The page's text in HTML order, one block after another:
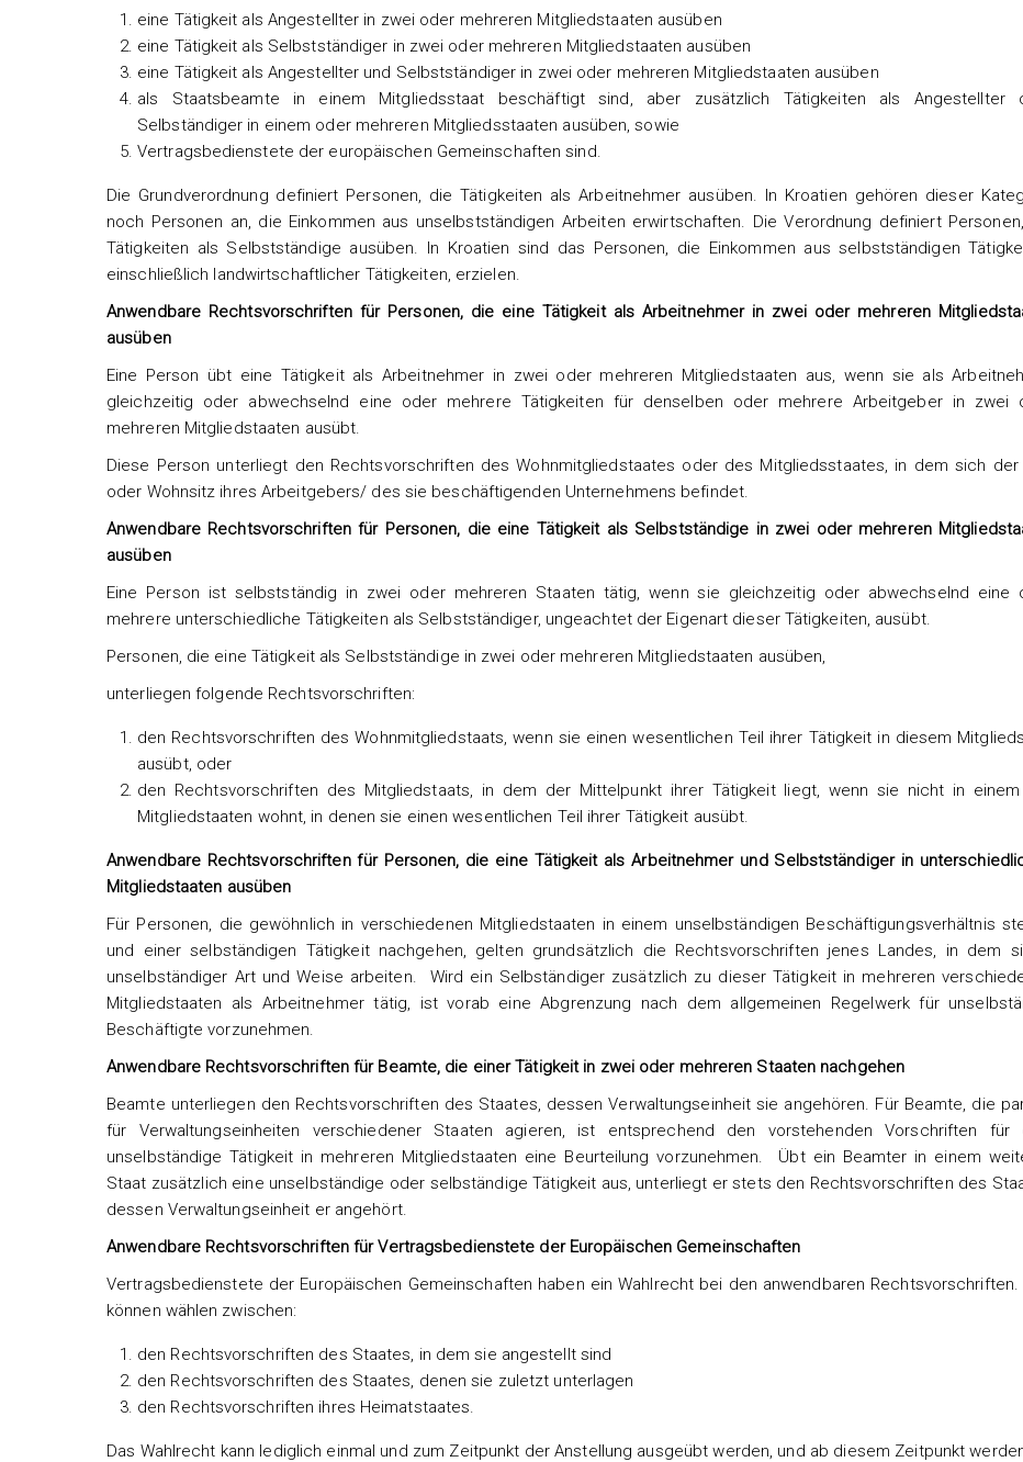
eine Tätigkeit als Angestellter in zwei oder mehreren Mitgliedstaaten ausüben
eine Tätigkeit als Selbstständiger in zwei oder mehreren Mitgliedstaaten ausüben
eine Tätigkeit als Angestellter und Selbstständiger in zwei oder mehreren Mitgliedstaaten ausüben
als Staatsbeamte in einem Mitgliedsstaat beschäftigt sind, aber zusätzlich Tätigkeiten als Angestellter
Selbständiger in einem oder mehreren Mitgliedsstaaten ausüben, sowie
Vertragsbedienstete der europäischen Gemeinschaften sind.
Die Grundverordnung definiert Personen, die Tätigkeiten als Arbeitnehmer ausüben. In Kroatien gehören dieser
noch Personen an, die Einkommen aus unselbstständigen Arbeiten erwirtschaften. Die Verordnung definiert
Tätigkeiten als Selbstständige ausüben. In Kroatien sind das Personen, die Einkommen aus selbstständigen
einschließlich landwirtschaftlicher Tätigkeiten, erzielen.
Anwendbare Rechtsvorschriften für Personen, die eine Tätigkeit als Arbeitnehmer in zwei oder mehreren
ausüben
Eine Person übt eine Tätigkeit als Arbeitnehmer in zwei oder mehreren Mitgliedstaaten aus, wenn sie als
gleichzeitig oder abwechselnd eine oder mehrere Tätigkeiten für denselben oder mehrere Arbeitgeber in zwei
mehreren Mitgliedstaaten ausübt.
Diese Person unterliegt den Rechtsvorschriften des Wohnmitgliedstaates oder des Mitgliedsstaates, in dem sich der
oder Wohnsitz ihres Arbeitgebers/ des sie beschäftigenden Unternehmens befindet.
Anwendbare Rechtsvorschriften für Personen, die eine Tätigkeit als Selbstständige in zwei oder mehreren
ausüben
Eine Person ist selbstständig in zwei oder mehreren Staaten tätig, wenn sie gleichzeitig oder abwechselnd eine
mehrere unterschiedliche Tätigkeiten als Selbstständiger, ungeachtet der Eigenart dieser Tätigkeiten, ausübt.
Personen, die eine Tätigkeit als Selbstständige in zwei oder mehreren Mitgliedstaaten ausüben,
unterliegen folgende Rechtsvorschriften:
den Rechtsvorschriften des Wohnmitgliedstaats, wenn sie einen wesentlichen Teil ihrer Tätigkeit in diesem
ausübt, oder
den Rechtsvorschriften des Mitgliedstaats, in dem der Mittelpunkt ihrer Tätigkeit liegt, wenn sie nicht in
Mitgliedstaaten wohnt, in denen sie einen wesentlichen Teil ihrer Tätigkeit ausübt.
Anwendbare Rechtsvorschriften für Personen, die eine Tätigkeit als Arbeitnehmer und Selbstständiger in
Mitgliedstaaten ausüben
Für Personen, die gewöhnlich in verschiedenen Mitgliedstaaten in einem unselbständigen Beschäftigungsverhältnis
und einer selbständigen Tätigkeit nachgehen, gelten grundsätzlich die Rechtsvorschriften jenes Landes, in dem
unselbständiger Art und Weise arbeiten. Wird ein Selbständiger zusätzlich zu dieser Tätigkeit in mehreren
Mitgliedstaaten als Arbeitnehmer tätig, ist vorab eine Abgrenzung nach dem allgemeinen Regelwerk für
Beschäftigte vorzunehmen.
Anwendbare Rechtsvorschriften für Beamte, die einer Tätigkeit in zwei oder mehreren Staaten nachgehen
Beamte unterliegen den Rechtsvorschriften des Staates, dessen Verwaltungseinheit sie angehören. Für Beamte, die
für Verwaltungseinheiten verschiedener Staaten agieren, ist entsprechend den vorstehenden Vorschriften für
unselbständige Tätigkeit in mehreren Mitgliedstaaten eine Beurteilung vorzunehmen. Übt ein Beamter in einem
Staat zusätzlich eine unselbständige oder selbständige Tätigkeit aus, unterliegt er stets den Rechtsvorschriften des
dessen Verwaltungseinheit er angehört.
Anwendbare Rechtsvorschriften für Vertragsbedienstete der Europäischen Gemeinschaften
Vertragsbedienstete der Europäischen Gemeinschaften haben ein Wahlrecht bei den anwendbaren
können wählen zwischen:
den Rechtsvorschriften des Staates, in dem sie angestellt sind
den Rechtsvorschriften des Staates, denen sie zuletzt unterlagen
den Rechtsvorschriften ihres Heimatstaates.
Das Wahlrecht kann lediglich einmal und zum Zeitpunkt der Anstellung ausgeübt werden, und ab diesem Zeitpunkt